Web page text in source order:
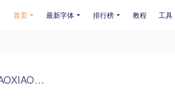
首页 最新字体
免费商用
排行榜 教程 工具
HAOXIAOBAO